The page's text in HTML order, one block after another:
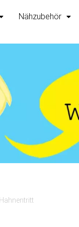
Nähzubehör